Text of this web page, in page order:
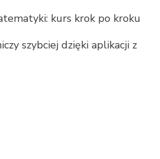
kurs krok po kroku
szybciej dzięki aplikacji z